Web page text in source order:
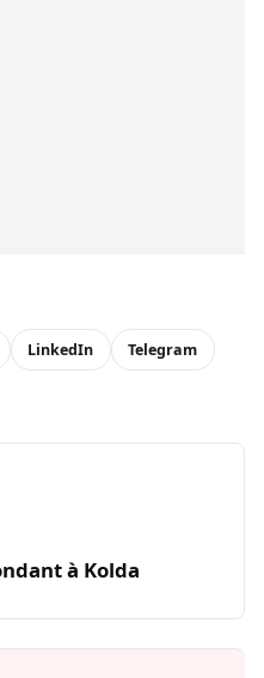
LinkedIn Telegram
à Kolda